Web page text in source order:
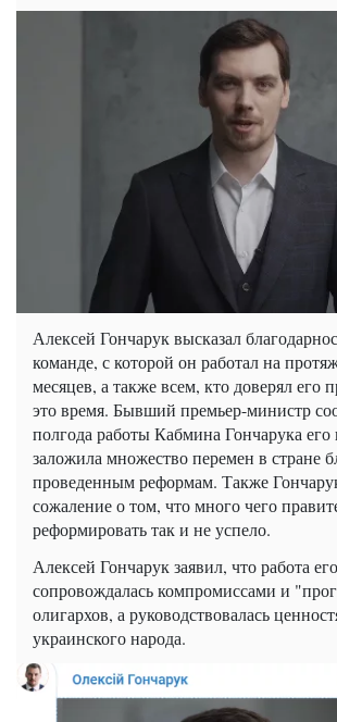
Алексей Гончарук высказал
команде, с которой он работал на
месяцев, а также всем, кто доверял его
это время. Бывший премьер-министр
полгода работы Кабмина Гончарука его
заложила множество перемен в стране
проведенным реформам. Также
сожаление о том, что много чего
реформировать так и не успело.
Алексей Гончарук заявил, что работа
сопровождалась компромиссами и
олигархов, а руководствовалась
украинского народа.